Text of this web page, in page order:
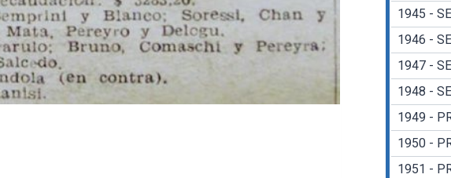
1945 -
1946 -
1947 -
1948 -
1949 -
1950 -
1951 -